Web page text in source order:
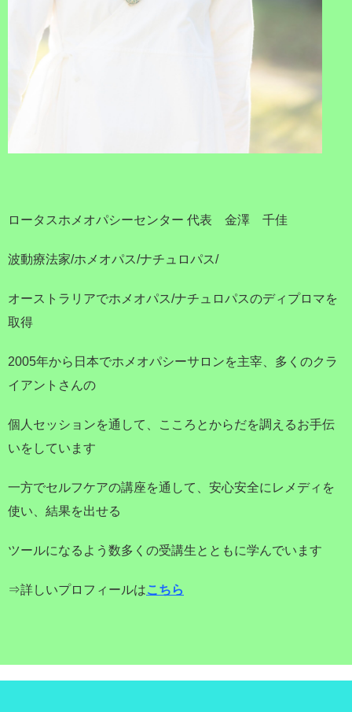
ロータスホメオパシーセンター 代表 金澤 千佳
波動療法家/ホメオパス/ナチュロパス/
オーストラリアでホメオパス/ナチュロパスのディプロマを
取得
2005年から日本でホメオパシーサロンを主宰、多くのクラ
イアントさんの
個人セッションを通して、こころとからだを調えるお手伝
いをしています
一方でセルフケアの講座を通して、安心安全にレメディを
使い、結果を出せる
ツールになるよう数多くの受講生とともに学んでいます
⇒詳しいプロフィールはこちら